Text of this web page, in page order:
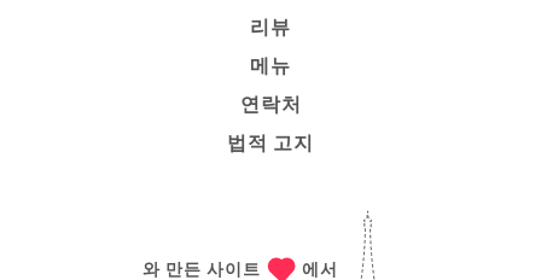
리뷰
메뉴
연락처
법적 고지
와 만든 사이트 에서